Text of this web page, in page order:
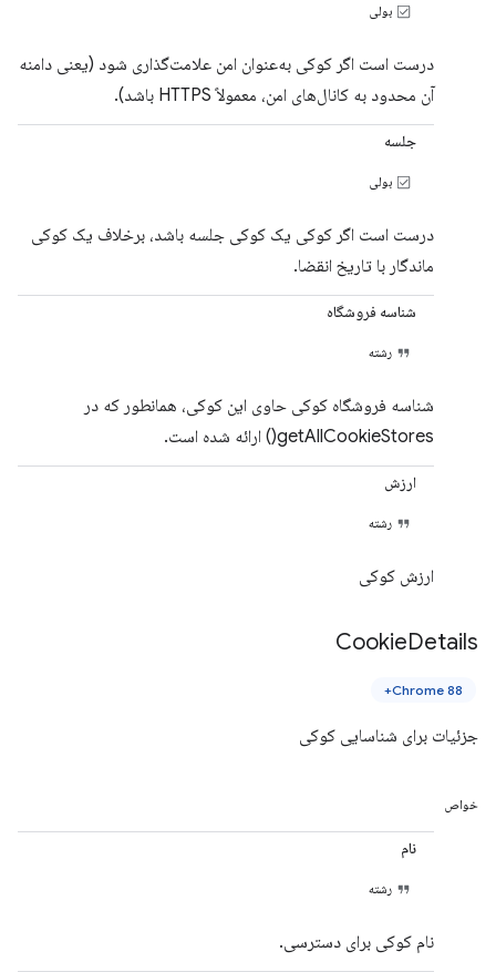
بولی
درست است اگر کوکی به‌عنوان امن علامت‌گذاری شود (یعنی دامنه
آن محدود به کانال‌های امن، معمولاً HTTPS باشد).
جلسه
بولی
درست است اگر کوکی یک کوکی جلسه باشد، برخلاف یک کوکی
ماندگار با تاریخ انقضا.
شناسه فروشگاه
رشته
شناسه فروشگاه کوکی حاوی این کوکی، همانطور که در
getAllCookieStores() ارائه شده است.
ارزش
رشته
ارزش کوکی
CookieDetails
Chrome 88+
جزئیات برای شناسایی کوکی
خواص
نام
رشته
نام کوکی برای دسترسی.